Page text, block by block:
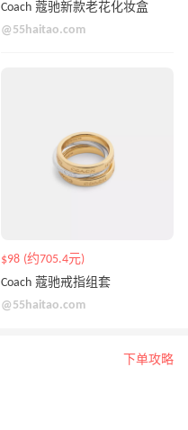
Coach 蔻驰新款老花化妆盒
@55haitao.com
$98 (约705.4元)
Coach 蔻驰戒指组套
@55haitao.com
下单攻略